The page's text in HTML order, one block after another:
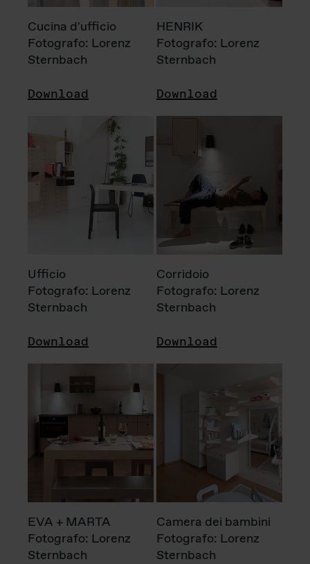
Cucina d'ufficio
Fotografo: Lorenz
Sternbach
Download
HENRIK
Fotografo: Lorenz
Sternbach
Download
Ufficio
Fotografo: Lorenz
Sternbach
Download
Corridoio
Fotografo: Lorenz
Sternbach
Download
EVA + MARTA
Fotografo: Lorenz
Sternbach
Camera dei bambini
Fotografo: Lorenz
Sternbach